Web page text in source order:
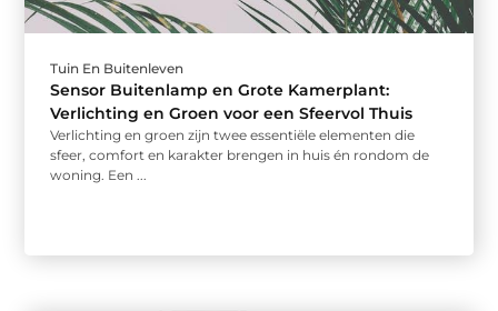
Tuin En Buitenleven
Sensor Buitenlamp en Grote Kamerplant:
Verlichting en Groen voor een Sfeervol Thuis
Verlichting en groen zijn twee essentiële elementen die
sfeer, comfort en karakter brengen in huis én rondom de
woning. Een ...